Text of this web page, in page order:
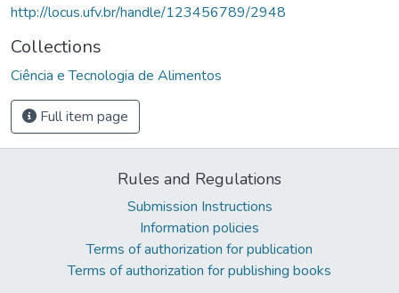
http://locus.ufv.br/handle/123456789/2948
Collections
Ciência e Tecnologia de Alimentos
Full item page
Rules and Regulations
Submission Instructions
Information policies
Terms of authorization for publication
Terms of authorization for publishing books